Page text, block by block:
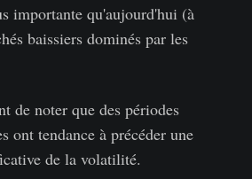
importante qu'aujourd'hui (à
baissiers dominés par les
de noter que des périodes
ont tendance à précéder une
de la volatilité.